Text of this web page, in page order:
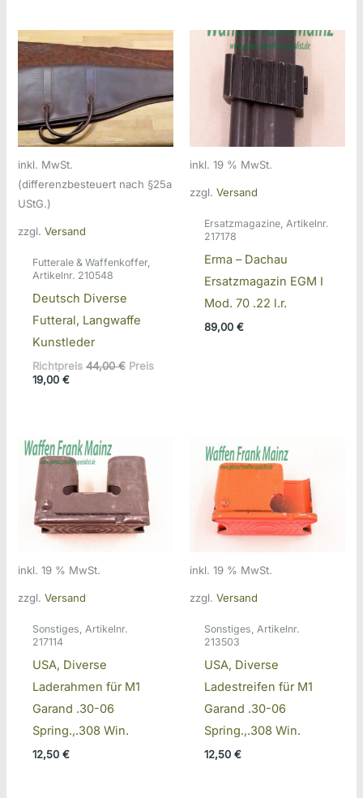
inkl. MwSt.
(differenzbesteuert nach §25a
UStG.)
zzgl.Versand
Futterale & Waffenkoffer,
Artikelnr. 210548
Deutsch Diverse
Futteral, Langwaffe
Kunstleder
Richtpreis 44,00€ Ursprünglicher
Preis
19,00 €Aktueller
inkl. 19 % MwSt.
zzgl. Versand
Ersatzmagazine, Artikelnr.
217178
Erma – Dachau
Ersatzmagazin EGM I
Mod. 70 .22 l.r.
89,00 €
inkl. 19 % MwSt.
zzgl.Versand
Sonstiges, Artikelnr.
217114
USA, Diverse
Laderahmen für M1
Garand .30-06
Spring.,.308 Win.
12,50 €
inkl. 19 % MwSt.
zzgl. Versand
Sonstiges, Artikelnr.
213503
USA, Diverse
Ladestreifen für M1
Garand .30-06
Spring.,.308 Win.
12,50 €